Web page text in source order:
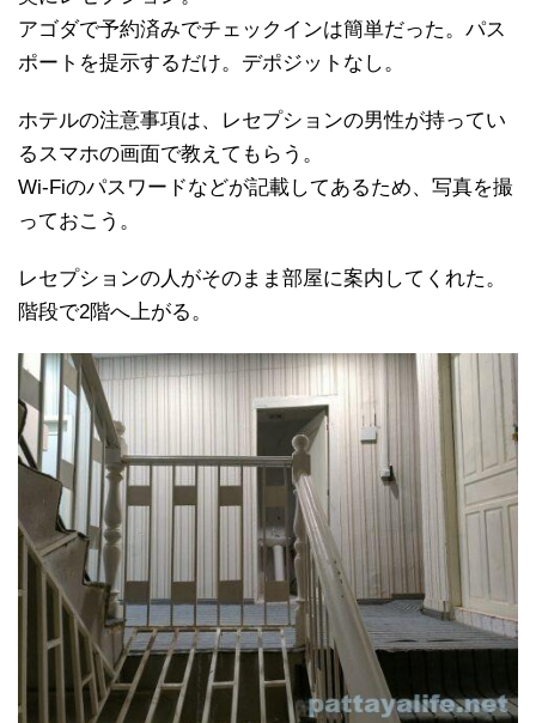
アゴダで予約済みでチェックインは簡単だった。パス
ポートを提示するだけ。デポジットなし。
ホテルの注意事項は、レセプションの男性が持ってい
るスマホの画面で教えてもらう。
Wi-Fiのパスワードなどが記載してあるため、写真を撮
っておこう。
レセプションの人がそのまま部屋に案内してくれた。
階段で2階へ上がる。